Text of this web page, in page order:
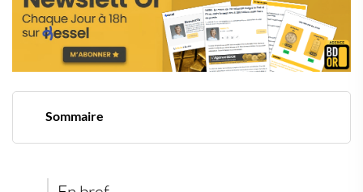
Sommaire
Une France moins dépendante au pétrole